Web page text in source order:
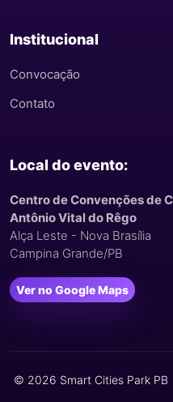
Institucional
Convocação
Contato
Local do evento:
Centro de Convenções de
Antônio Vital do Rêgo
Alça Leste - Nova Brasília
Campina Grande/PB
Ver no Google Maps
© 2026 Smart Cities Park PB